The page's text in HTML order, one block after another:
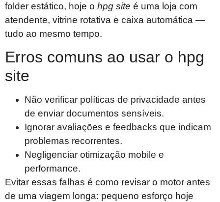
folder estático, hoje o hpg site é uma loja com
atendente, vitrine rotativa e caixa automática —
tudo ao mesmo tempo.
Erros comuns ao usar o hpg
site
Não verificar políticas de privacidade antes
de enviar documentos sensíveis.
Ignorar avaliações e feedbacks que indicam
problemas recorrentes.
Negligenciar otimização mobile e
performance.
Evitar essas falhas é como revisar o motor antes
de uma viagem longa: pequeno esforço hoje